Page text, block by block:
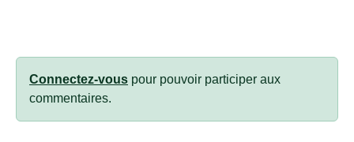
Connectez-vous pour pouvoir participer aux
commentaires.